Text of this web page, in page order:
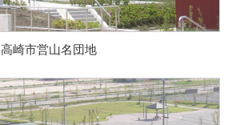
高崎市営山名団地